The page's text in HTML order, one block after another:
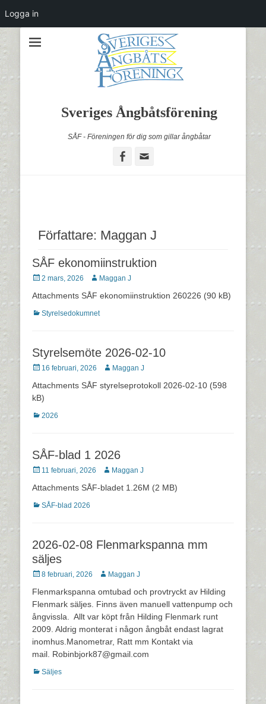
Sveriges Ångbåtsförening
SÅF - Föreningen för dig som gillar ångbåtar
Facebook
Författare: Maggan J
SÅF ekonomiinstruktion
Postades
2 mars, 2026 Författare
Maggan J
Attachments SÅF ekonomiinstruktion 260226 (90 kB)
Kategorier
Styrelsedokumnet
Styrelsemöte 2026-02-10
Postades
16 februari, 2026 Författare
Maggan J
Attachments SÅF styrelseprotokoll 2026-02-10 (598
kB)
Kategorier
2026
SÅF-blad 1 2026
Postades
11 februari, 2026 Författare
Maggan J
Attachments SÅF-bladet 1.26M (2 MB)
Kategorier
SÅF-blad 2026
2026-02-08 Flenmarkspanna mm
säljes
Postades
8 februari, 2026 Författare
Maggan J
Flenmarkspanna omtubad och provtryckt av Hilding
Flenmark säljes. Finns även manuell vattenpump och
ångvissla. Allt var köpt från Hilding Flenmark runt
2009. Aldrig monterat i någon ångbåt endast lagrat
inomhus.Manometrar, Ratt mm Kontakt via
mail. Robinbjork87@gmail.com
Kategorier
Säljes
Logga in